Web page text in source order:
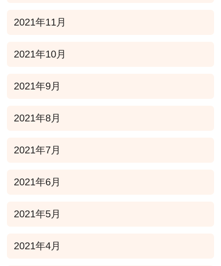
2021年11月
2021年10月
2021年9月
2021年8月
2021年7月
2021年6月
2021年5月
2021年4月